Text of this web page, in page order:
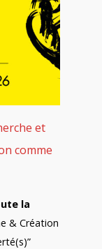
et
comme
la
& Création